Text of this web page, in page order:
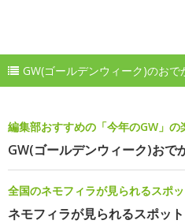
GW(ゴールデンウィーク)のお
編集部おすすめの「今年のGW」の
GW(ゴールデンウィーク)おで
全国のネモフィラが見られるスポ
ネモフィラが見られるスポット